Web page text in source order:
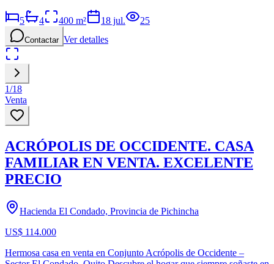
5 4 400 m² 18 jul. 25
Contactar Ver detalles
1/18
Venta
ACRÓPOLIS DE OCCIDENTE. CASA
FAMILIAR EN VENTA. EXCELENTE
PRECIO
Hacienda El Condado, Provincia de Pichincha
US$ 114.000
Hermosa casa en venta en Conjunto Acrópolis de Occidente –